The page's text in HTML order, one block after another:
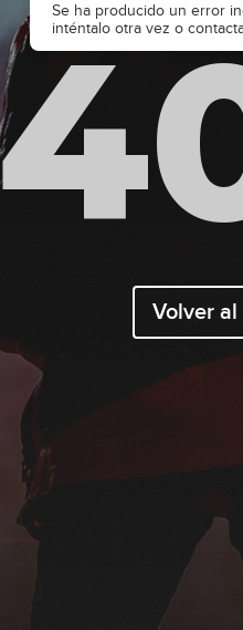
Se ha producido un error
inténtalo otra vez o
Volver